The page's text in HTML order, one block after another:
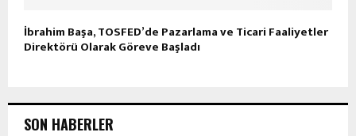
İbrahim Başa, TOSFED’de Pazarlama ve Ticari Faaliyetler
Direktörü Olarak Göreve Başladı
SON HABERLER